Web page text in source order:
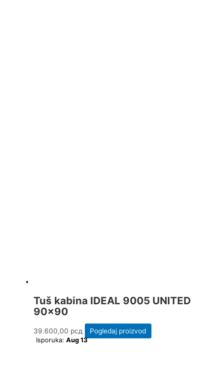
Tuš kabina IDEAL 9005 UNITED
90×90
39.600,00 рсд
Pogledaj proizvod
Isporuka: Aug 13